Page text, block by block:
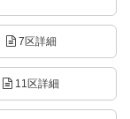
7区詳細
11区詳細